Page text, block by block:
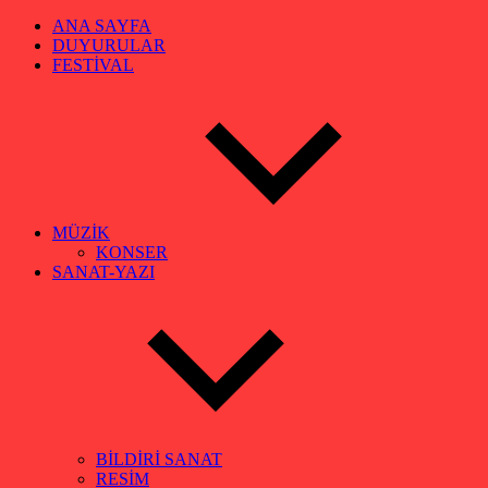
ANA SAYFA
DUYURULAR
FESTİVAL
MÜZİK
KONSER
SANAT-YAZI
BİLDİRİ SANAT
RESİM